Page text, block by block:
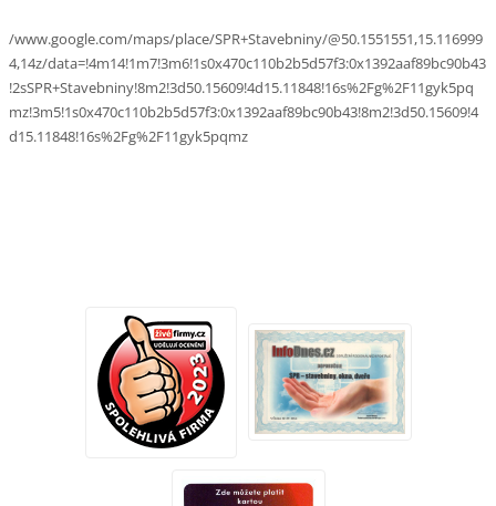
/www.google.com/maps/place/SPR+Stavebniny/@50.1551551,15.116999
4,14z/data=!4m14!1m7!3m6!1s0x470c110b2b5d57f3:0x1392aaf89bc90b43
!2sSPR+Stavebniny!8m2!3d50.15609!4d15.11848!16s%2Fg%2F11gyk5pq
mz!3m5!1s0x470c110b2b5d57f3:0x1392aaf89bc90b43!8m2!3d50.15609!4
d15.11848!16s%2Fg%2F11gyk5pqmz